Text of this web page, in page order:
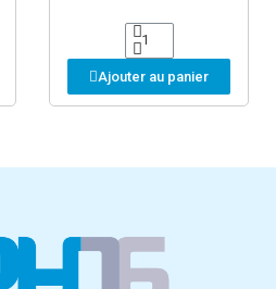
Ajouter au panier